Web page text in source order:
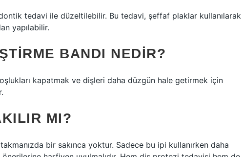
tedavi ile düzeltilebilir. Bu tedavi, şeffaf plaklar kullanılarak
yapılabilir.
BANDI NEDIR?
kapatmak ve dişleri daha düzgün hale getirmek için
MI?
bir sakınca yoktur. Sadece bu ipi kullanırken daha